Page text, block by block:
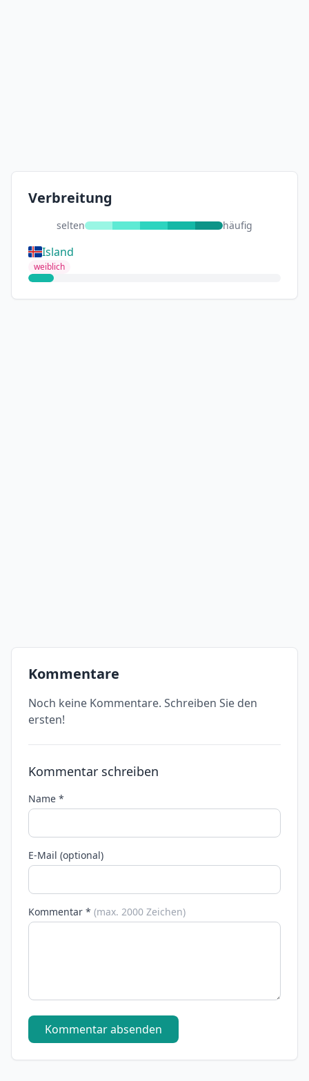
Verbreitung
selten häufig
Island
weiblich
Kommentare
Noch keine Kommentare. Schreiben Sie den
ersten!
Kommentar schreiben
Name *
E-Mail (optional)
Kommentar * (max. 2000 Zeichen)
Kommentar absenden